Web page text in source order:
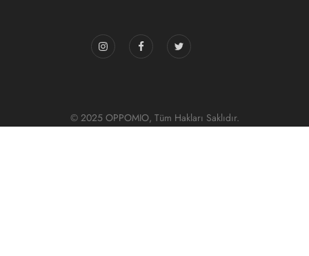
© 2025 OPPOMIO, Tüm Hakları Saklıdır.